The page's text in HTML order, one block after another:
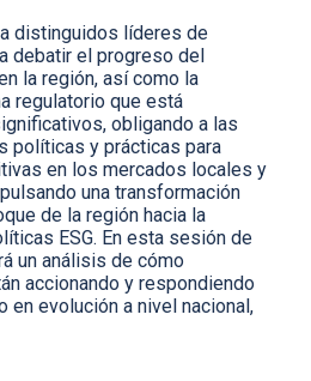
distinguidos líderes de
debatir el progreso del
la región, así como la
regulatorio que está
obligando a las
políticas y prácticas para
en los mercados locales y
una transformación
de la región hacia la
ESG. En esta sesión de
un análisis de cómo
accionando y respondiendo
en evolución a nivel nacional,